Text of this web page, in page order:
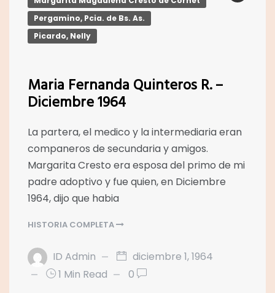
Pergamino, Pcia. de Bs. As.
Picardo, Nelly
Maria Fernanda Quinteros R. –
Diciembre 1964
La partera, el medico y la intermediaria eran
companeros de secundaria y amigos.
Margarita Cresto era esposa del primo de mi
padre adoptivo y fue quien, en Diciembre
1964, dijo que habia
HISTORIA COMPLETA
ID Admin
diciembre 1, 1964
1 Min Read
0